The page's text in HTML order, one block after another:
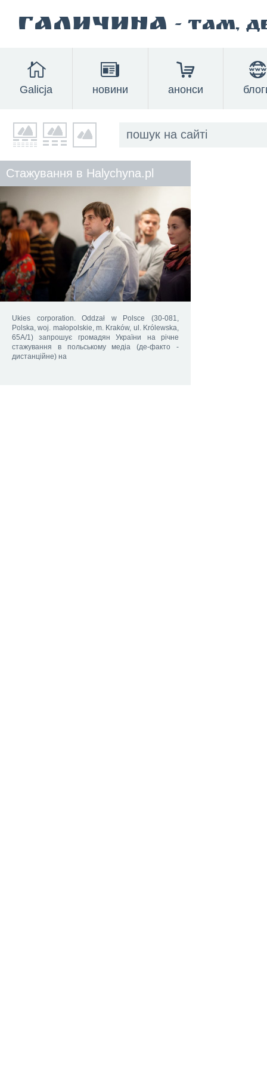
Галичина - там,
Galicja новини анонси
Стажування в Halychyna.pl
Ukies corporation. Oddzał w Polsce (30-081,
Polska, woj. małopolskie, m. Kraków, ul. Królewska,
65A/1) запрошує громадян України на річне
стажування в польському медіа (де-факто -
дистанційне) на